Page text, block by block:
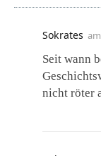
Sokrates am
Seit wann
nicht röter